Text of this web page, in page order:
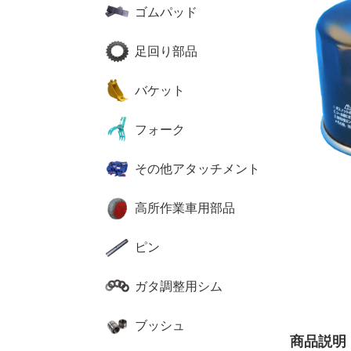
ゴムパッド
足回り部品
バケット
フォーク
その他アタッチメント
高所作業車用部品
ピン
ガタ調整用シム
ブッシュ
商品説明